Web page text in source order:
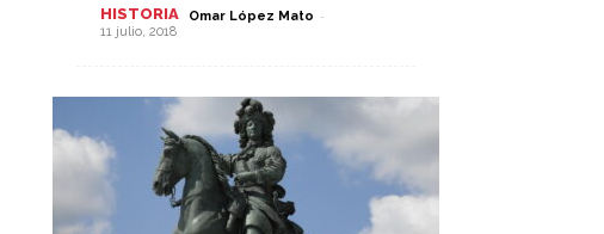
HISTORIA Omar López Mato -
11 julio, 2018